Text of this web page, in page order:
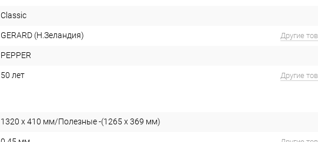
Classic
GERARD (Н.Зеландия) Другие
PEPPER
50 лет Другие
1320 x 410 мм/Полезные -(1265 х 369 мм)